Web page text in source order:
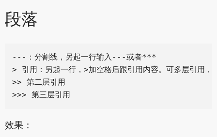
段落
---：分割线，另起一行输入---或者***
> 引用：另起一行，>加空格后跟引用内容。可多层引用，
>> 第二层引用
效果：